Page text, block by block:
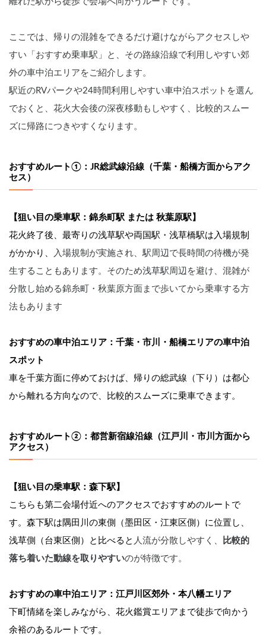
ここでは、帰りの混雑をできるだけ避けながらアクセスしや
すい「おすすめ乗車駅」と、その路線沿線で利用しやすい郊
外の車中泊エリアをご紹介します。
駅近のRVパークや24時間利用しやすい車中泊スポットを選ん
でおくと、花火大会後の深夜移動もしやすく、比較的スムー
ズに帰路につきやすくなります。
おすすめルート①：JR総武線沿線（千葉・船橋方面からアク
セス）
【狙い目の乗車駅：錦糸町駅 または 秋葉原駅】
花火終了後、最寄りの浅草駅や両国駅・浅草橋駅は入場規制
がかかり、
入場規制が実施され、駅周辺で長時間の待機が発
生することもあります。そのため浅草駅周辺を避け、混雑が
分散し始める錦糸町・秋葉原方面まで歩いてから乗車する方
法もあります
おすすめの車中泊エリア：千葉・市川・船橋エリアの車中泊
スポット
車を千葉方面に停めておけば、帰りの総武線（下り）は都心
から離れる方向なので、比較的スムーズに乗車できます。
おすすめルート②：都営新宿線沿線（江戸川・市川方面から
アクセス）
【狙い目の乗車駅：森下駅】
こちらも第二会場付近へのアクセスでおすすめのルートで
す。森下駅は隅田川の東側（墨田区・江東区側）に位置し、
浅草側（台東区側）と比べると 人流が分散しやすく、
比較的
落ち着いた動線を取りやすいのが特徴です。
おすすめの車中泊エリア：江戸川区郊外・本八幡エリア
下町情緒を楽しみながら、花火鑑賞エリアまで徒歩で向かう
余裕のあるルートです。